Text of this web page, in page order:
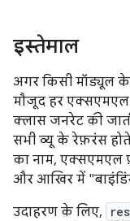
इस्तेमाल
अगर किसी मॉड्यूल के
मौजूद हर
क्लास जनरेट की
सभी व्यू के रेफ़रंस
का नाम,
और आखिर में
उदाहरण के लिए,